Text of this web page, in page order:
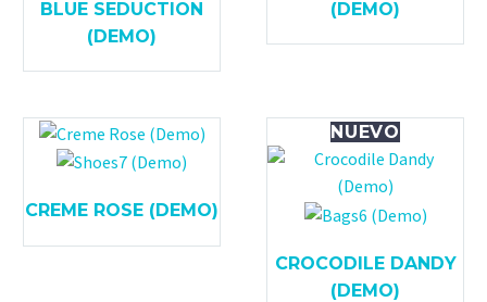
BLUE SEDUCTION
(DEMO)
(DEMO)
CREME ROSE (DEMO)
NUEVO
CROCODILE DANDY
(DEMO)